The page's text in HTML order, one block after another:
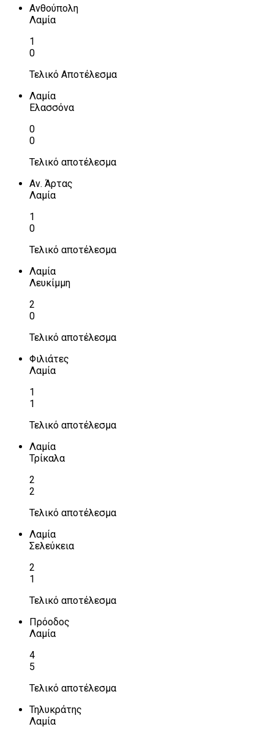
Ανθούπολη
Λαμία
1
0
Τελικό Αποτέλεσμα
Λαμία
Ελασσόνα
0
0
Τελικό αποτέλεσμα
Αν. Άρτας
Λαμία
1
0
Τελικό αποτέλεσμα
Λαμία
Λευκίμμη
2
0
Τελικό αποτέλεσμα
Φιλιάτες
Λαμία
1
1
Τελικό αποτέλεσμα
Λαμία
Τρίκαλα
2
2
Τελικό αποτέλεσμα
Λαμία
Σελεύκεια
2
1
Τελικό αποτέλεσμα
Πρόοδος
Λαμία
4
5
Τελικό αποτέλεσμα
Τηλυκράτης
Λαμία